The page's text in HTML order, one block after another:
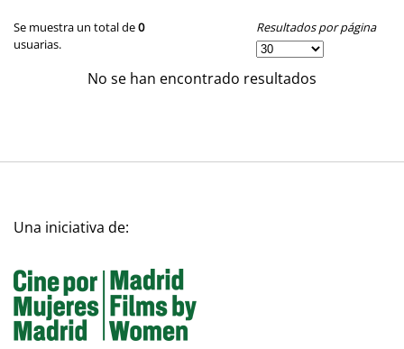
Se muestra un total de0
usuarias.
Resultados por página
No se han encontrado resultados
Una iniciativa de: